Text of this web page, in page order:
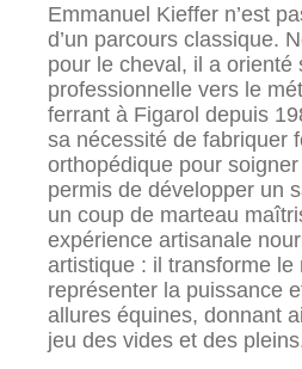
Emmanuel Kieffer n’est
d’un parcours classique.
pour le cheval, il a orienté
professionnelle vers le
ferrant à Figarol depuis
sa nécessité de fabriquer
orthopédique pour
permis de développer un
un coup de marteau
expérience artisanale
artistique : il transforme le
représenter la puissance
allures équines, donnant
jeu des vides et des